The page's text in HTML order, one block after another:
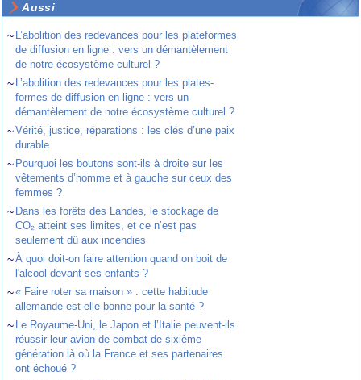
Aussi
~ L’abolition des redevances pour les plateformes
de diffusion en ligne : vers un démantèlement
de notre écosystème culturel ?
~ L’abolition des redevances pour les plates-
formes de diffusion en ligne : vers un
démantèlement de notre écosystème culturel ?
~Vérité, justice, réparations : les clés d’une paix
durable
~ Pourquoi les boutons sont-ils à droite sur les
vêtements d’homme et à gauche sur ceux des
femmes ?
~ Dans les forêts des Landes, le stockage de
CO₂ atteint ses limites, et ce n’est pas
seulement dû aux incendies
~À quoi doit-on faire attention quand on boit de
l'alcool devant ses enfants ?
~« Faire roter sa maison » : cette habitude
allemande est-elle bonne pour la santé ?
~ Le Royaume-Uni, le Japon et l’Italie peuvent-ils
réussir leur avion de combat de sixième
génération là où la France et ses partenaires
ont échoué ?